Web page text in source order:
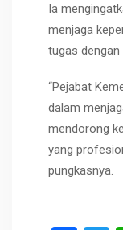
Ia
menjaga
tugas
“Pejabat
dalam
mendorong
yang
pungkasnya.